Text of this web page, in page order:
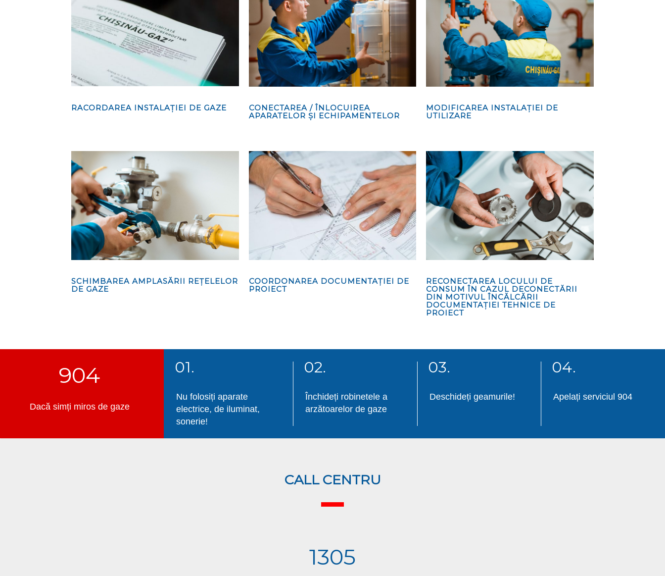
RACORDAREA INSTALAȚIEI DE GAZE
CONECTAREA / ÎNLOCUIREA
APARATELOR ȘI ECHIPAMENTELOR
MODIFICAREA INSTALAȚIEI DE
UTILIZARE
SCHIMBAREA AMPLASĂRII REȚELELOR
DE GAZE
COORDONAREA DOCUMENTAȚIEI DE
PROIECT
RECONECTAREA LOCULUI DE
CONSUM ÎN CAZUL DECONECTĂRII
DIN MOTIVUL ÎNCĂLCĂRII
DOCUMENTAȚIEI TEHNICE DE
PROIECT
904
Dacă simți miros de gaze
01.
Nu folosiți aparate
electrice, de iluminat,
sonerie!
02.
Închideți robinetele a
arzătoarelor de gaze
03.
Deschideți geamurile!
04.
Apelați serviciul 904
CALL CENTRU
1305